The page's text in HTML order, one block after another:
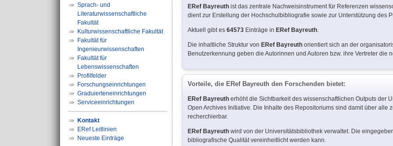
Sprach- und
Literaturwissenschaftliche
Fakultät
Kulturwissenschaftliche Fakultät
Fakultät für
Ingenieurwissenschaften
Fakultät für
Lebenswissenschaften
Profilfelder
Forschungseinrichtungen
Graduierteneinrichtungen
Serviceeinrichtungen
Kontakt
ERef Leitlinien
Neueste Einträge
ERef Bayreuth ist das zentrale Nachweisinstrument für Referenzen
dient zur Erstellung der Hochschulbibliografie sowie zur Unterstützung des
Aktuell gibt es 64573 Einträge in ERef Bayreuth.
Die inhaltliche Struktur von ERef Bayreuth orientiert sich an der
Benutzerkennung geben die Autorinnen und Autoren bzw. ihre Vertreter die
Vorteile, die ERef Bayreuth den Forschenden bietet:
ERef Bayreuth erhöht die Sichtbarkeit des wissenschaftlichen Outputs der
Open Archives Initiative. Die Inhalte des Repositoriums sind damit über alle
recherchierbar.
ERef Bayreuth wird von der Universitätsbibliothek verwaltet. Die
bibliografische Qualität vereinheitlicht werden kann.